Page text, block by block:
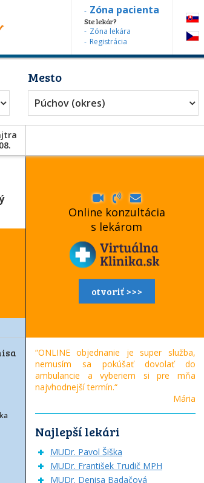
Zóna pacienta
Ste lekár?
Zóna lekára
Registrácia
Mesto
Púchov (okres)
Online konzultácia
s lekárom
otvoriť >>>
“ONLINE objednanie je super služba,
nemusím sa pokúšať dovolať do
ambulancie a vyberiem si pre mňa
najvhodnejší termín.“
Mária
Najlepší lekári
MUDr. Pavol Šiška
MUDr. František Trudič MPH
MUDr. Denisa Badačová